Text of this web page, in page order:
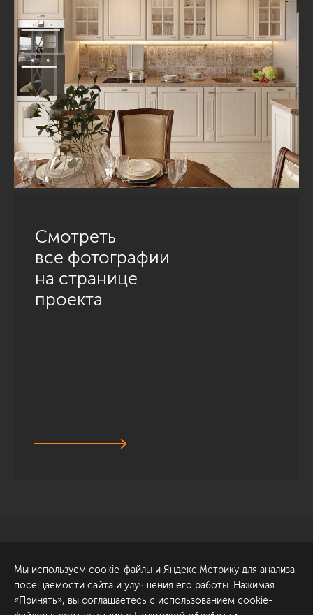
Смотреть
все фотографии
на странице
проекта
Обсудить проект
ул. Академика Павлова, 6
к1
Мы используем cookie-файлы и Яндекс.Метрику для анализа
посещаемости сайта и улучшения его работы. Нажимая
«Принять», вы соглашаетесь с использованием cookie-